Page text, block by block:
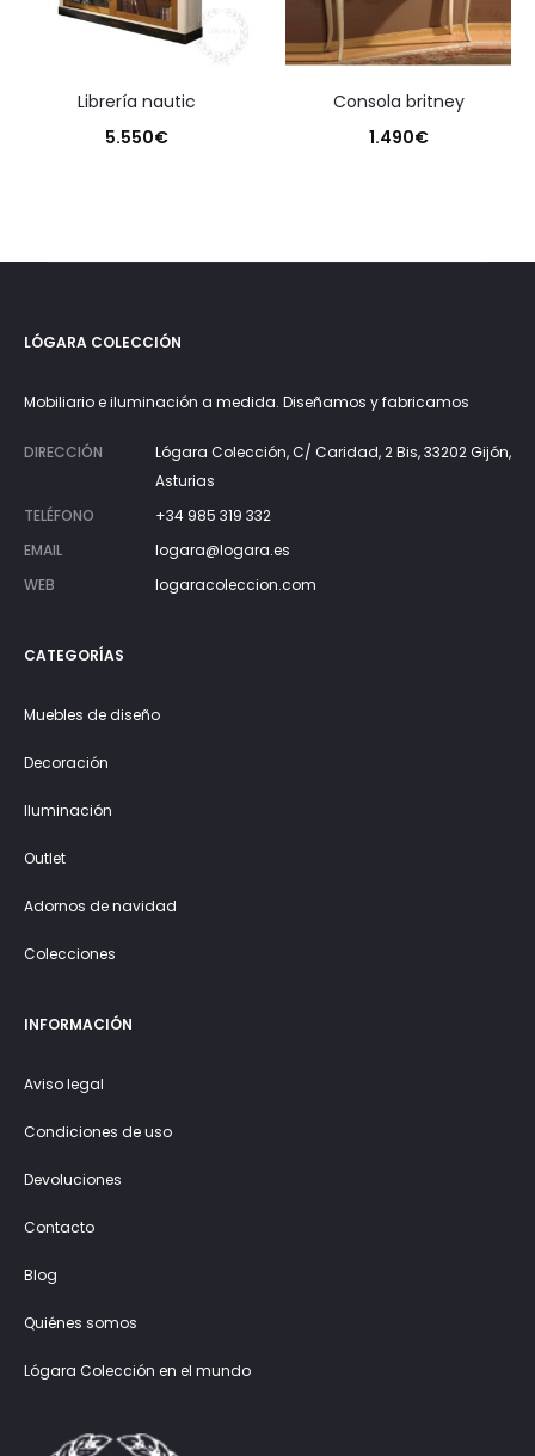
librería nautic
5.550€
consola britney
1.490€
LÓGARA COLECCIÓN
Mobiliario e iluminación a medida. Diseñamos y fabricamos
DIRECCIÓN
Lógara Colección, C/ Caridad, 2 Bis, 33202 Gijón,
Asturias
TELÉFONO
+34 985 319 332
EMAIL
logara@logara.es
WEB
logaracoleccion.com
CATEGORÍAS
Muebles de diseño
Decoración
Iluminación
Outlet
Adornos de navidad
Colecciones
INFORMACIÓN
Aviso legal
Condiciones de uso
Devoluciones
Contacto
Blog
Quiénes somos
Lógara Colección en el mundo